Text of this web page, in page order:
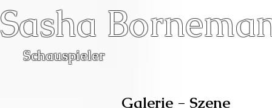
Sasha
Schauspieler
Galerie - Szene